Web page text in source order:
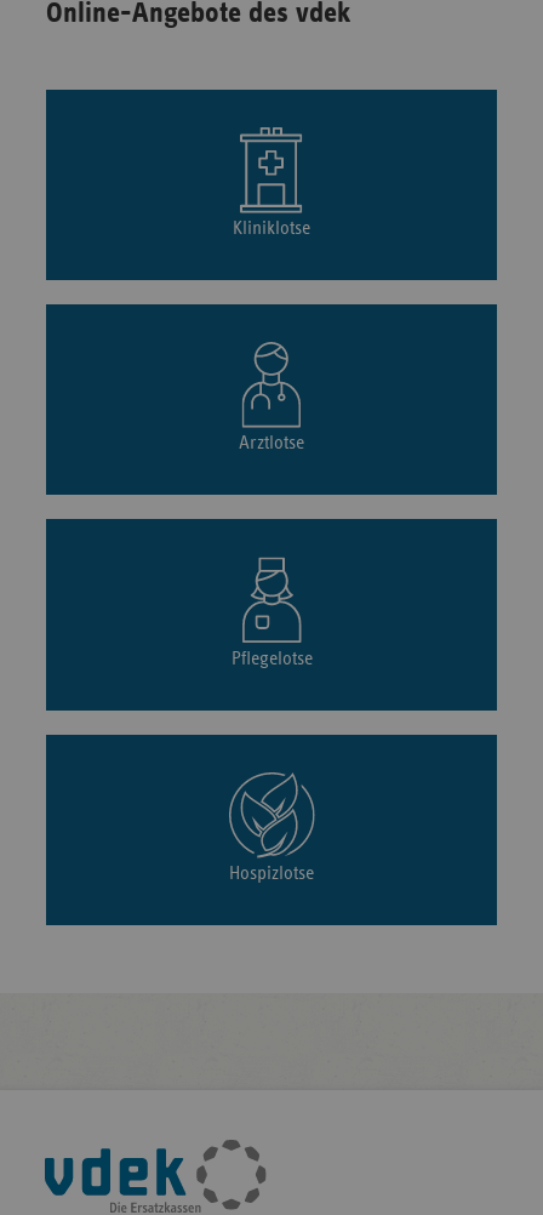
Online-Angebote des vdek
Kliniklotse
Arztlotse
Pflegelotse
Hospizlotse
Fußleisten-
Navigation